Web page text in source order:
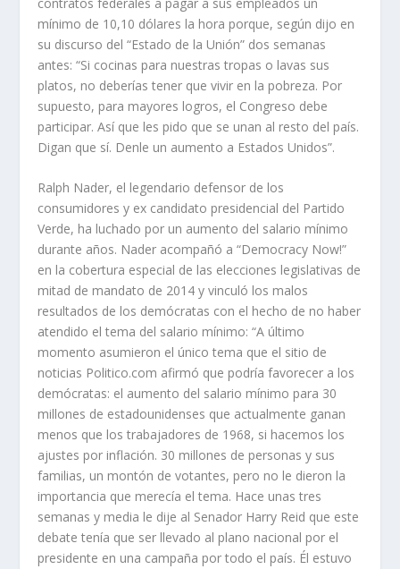
mínimo de 10,10 dólares la hora porque, según dijo en
su discurso del “Estado de la Unión” dos semanas
antes: “Si cocinas para nuestras tropas o lavas sus
platos, no deberías tener que vivir en la pobreza. Por
supuesto, para mayores logros, el Congreso debe
participar. Así que les pido que se unan al resto del país.
Digan que sí. Denle un aumento a Estados Unidos”.
Ralph Nader, el legendario defensor de los
consumidores y ex candidato presidencial del Partido
Verde, ha luchado por un aumento del salario mínimo
durante años. Nader acompañó a “Democracy Now!”
en la cobertura especial de las elecciones legislativas de
mitad de mandato de 2014 y vinculó los malos
resultados de los demócratas con el hecho de no haber
atendido el tema del salario mínimo: “A último
momento asumieron el único tema que el sitio de
noticias Politico.com afirmó que podría favorecer a los
demócratas: el aumento del salario mínimo para 30
millones de estadounidenses que actualmente ganan
menos que los trabajadores de 1968, si hacemos los
ajustes por inflación. 30 millones de personas y sus
familias, un montón de votantes, pero no le dieron la
importancia que merecía el tema. Hace unas tres
semanas y media le dije al Senador Harry Reid que este
debate tenía que ser llevado al plano nacional por el
presidente en una campaña por todo el país. Él estuvo